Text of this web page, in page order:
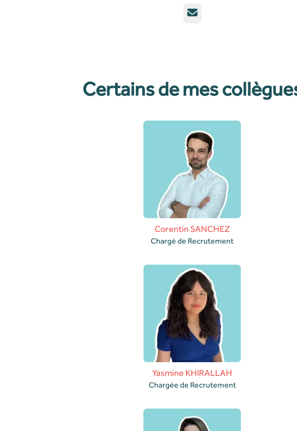
E-mail
Certains de mes
Corentin SANCHEZ
Chargé de Recrutement
Yasmine KHIRALLAH
Chargée de Recrutement